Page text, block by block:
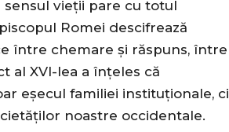
vieții pare cu totul
Romei descifrează
între chemare și răspuns, între
al XVI-lea a înțeles că
eșecul familiei instituționale, ci
noastre occidentale.